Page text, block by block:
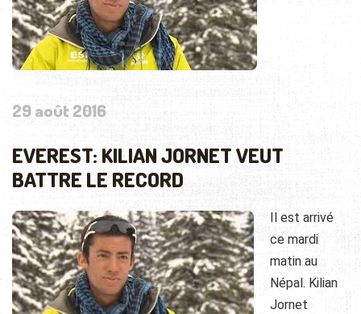
29 août 2016
EVEREST: KILIAN JORNET VEUT
BATTRE LE RECORD
Il est arrivé
ce mardi
matin au
Népal. Kilian
Jornet